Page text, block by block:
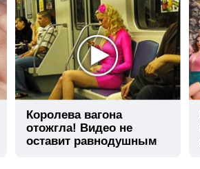
Королева вагона
отожгла! Видео не
оставит равнодушным